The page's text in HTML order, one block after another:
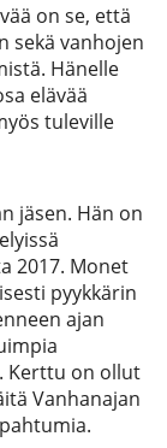
on se, että
sekä vanhojen
Hänelle
elävää
tuleville
jäsen. Hän on
2017. Monet
pyykkärin
ajan
Kerttu on ollut
Vanhanajan